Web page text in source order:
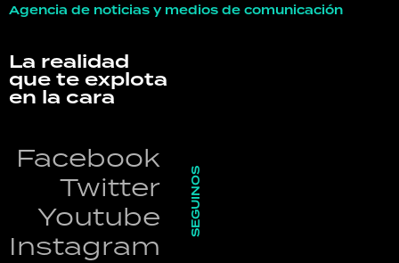
Agencia de noticias y medios de comunicación
La realidad
que te explota
en la cara
Facebook
Twitter
Youtube
Instagram
SEGUINOS